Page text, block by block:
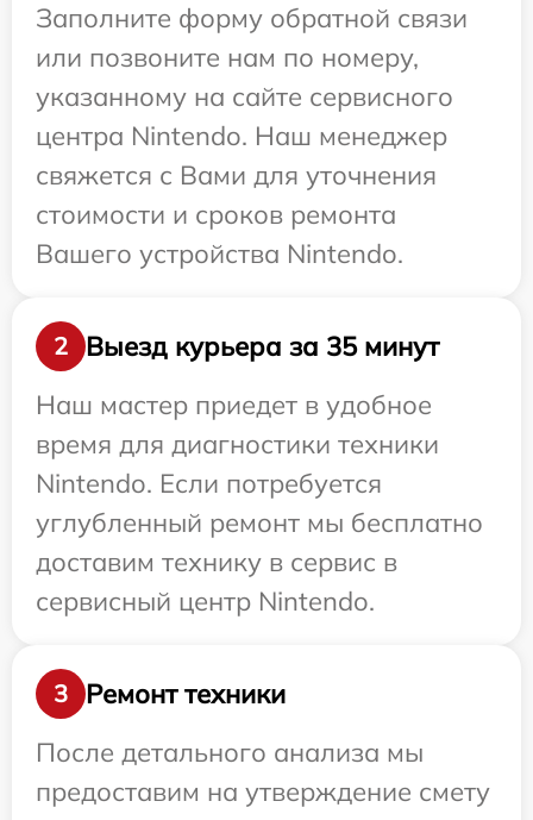
Заполните форму обратной связи
или позвоните нам по номеру,
указанному на сайте сервисного
центра Nintendo. Наш менеджер
свяжется с Вами для уточнения
стоимости и сроков ремонта
Вашего устройства Nintendo.
2
Выезд курьера за 35 минут
Наш мастер приедет в удобное
время для диагностики техники
Nintendo. Если потребуется
углубленный ремонт мы бесплатно
доставим технику в сервис в
сервисный центр Nintendo.
3
Ремонт техники
После детального анализа мы
предоставим на утверждение смету